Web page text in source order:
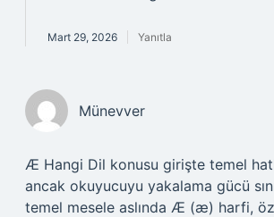
Mart 29, 2026 Yanıtla
Münevver
Æ Hangi Dil konusu girişte temel
ancak okuyucuyu yakalama gücü
temel mesele aslında Æ (æ) harfi,